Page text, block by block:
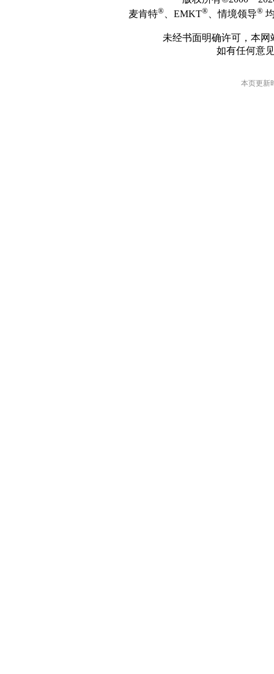
麦肯特® 、EMKT® 、情境领导®
未经书面明确许可，本
如有任何意
本页更新